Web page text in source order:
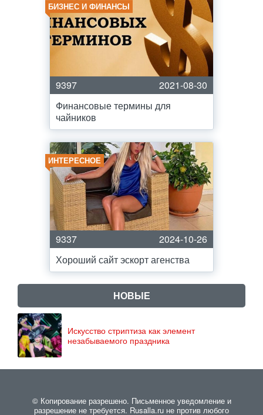
БИЗНЕС И ФИНАНСЫ
9397
2021-08-30
Финансовые термины для
чайников
ИНТЕРЕСНОЕ
9337
2024-10-26
Хороший сайт эскорт агенства
НОВЫЕ
Искусство стриптиза как элемент
незабываемого праздника
© Копирование разрешено. Письменное уведомление и
разрешение не требуется. Rusalla.ru не против любого